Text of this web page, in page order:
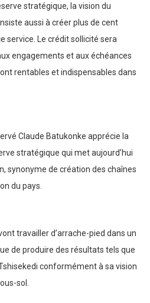
stratégique, la vision du
aussi à créer plus de cent
service. Le crédit sollicité sera
engagements et aux échéances
rentables et indispensables dans
Claude Batukonke apprécie la
stratégique qui met aujourd’hui
synonyme de création des chaînes
du pays.
travailler d’arrache-pied dans un
de produire des résultats tels que
conformément à sa vision
sol.